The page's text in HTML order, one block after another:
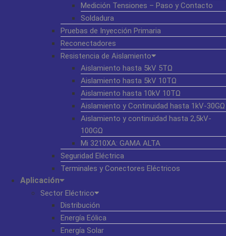
Medición Tensiones – Paso y Contacto
Soldadura
Pruebas de Inyección Primaria
Reconectadores
Resistencia de Aislamiento
Aislamiento hasta 5kV 5TΩ
Aislamiento hasta 5kV 10TΩ
Aislamiento hasta 10kV 10TΩ
Aislamiento y Continuidad hasta 1kV-30GΩ
Aislamiento y continuidad hasta 2,5kV-
100GΩ
Mi 3210XA: GAMA ALTA
Seguridad Eléctrica
Terminales y Conectores Eléctricos
Aplicación
Sector Eléctrico
Distribución
Energía Eólica
Energía Solar